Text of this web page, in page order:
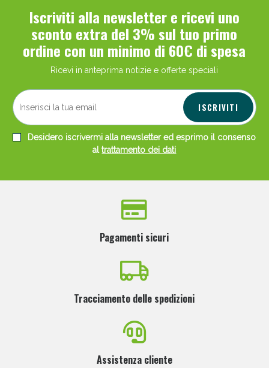
Iscriviti alla newsletter e ricevi uno
sconto extra del 3% sul tuo primo
ordine con un minimo di 60€ di spesa
Ricevi in anteprima notizie e offerte speciali
ISCRIVITI
Desidero iscrivermi alla newsletter ed esprimo il consenso
altrattamento dei dati
Pagamenti sicuri
Tracciamento delle spedizioni
Assistenza cliente